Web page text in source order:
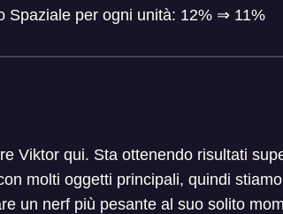
Spaziale per ogni unità: 12% ⇒ 11%
Viktor qui. Sta ottenendo risultati
molti oggetti principali, quindi
un nerf più pesante al suo solito